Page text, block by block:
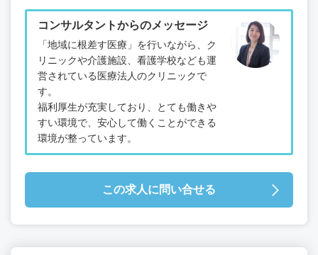
コンサルタントからのメッセージ
「地域に根差す医療」を行いながら、ク
リニックや介護施設、看護学校なども運
営されている医療法人のクリニックで
す。
福利厚生が充実しており、とても働きや
すい環境で、安心して働くことができる
環境が整っています。
この求人に問い合せる